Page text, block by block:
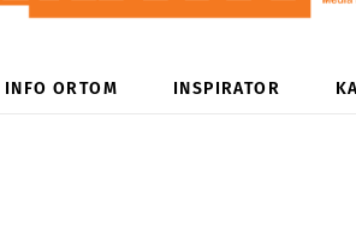
INFO ORTOM INSPIRATOR